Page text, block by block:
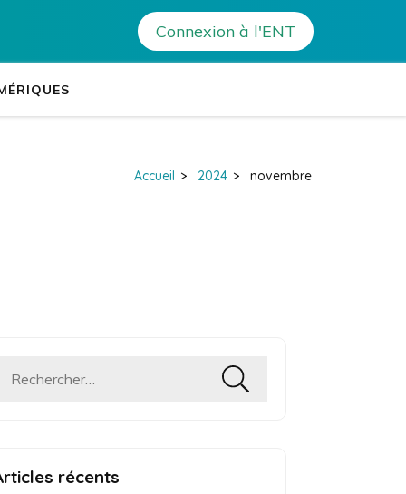
Leia
établissements de CorseConnexion à l'ENT
Accueil > 2024 > novembre
Rechercher :
récents